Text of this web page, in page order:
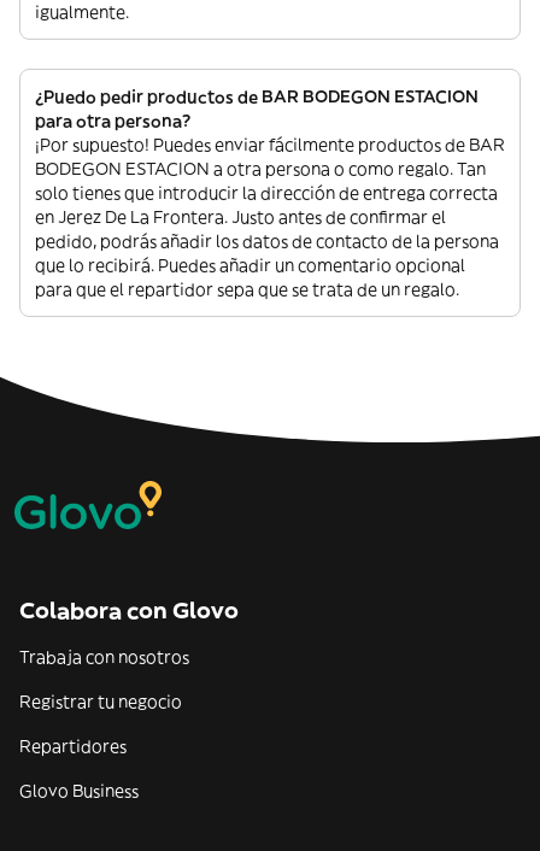
igualmente.
¿Puedo pedir productos de BAR BODEGON ESTACION
para otra persona?
¡Por supuesto! Puedes enviar fácilmente productos de BAR
BODEGON ESTACION a otra persona o como regalo. Tan
solo tienes que introducir la dirección de entrega correcta
en Jerez De La Frontera. Justo antes de confirmar el
pedido, podrás añadir los datos de contacto de la persona
que lo recibirá. Puedes añadir un comentario opcional
para que el repartidor sepa que se trata de un regalo.
Colabora con Glovo
Trabaja con nosotros
Registrar tu negocio
Repartidores
Glovo Business